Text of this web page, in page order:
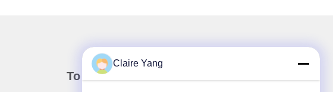
Το Δελτίο Ενημέρωσης
Claire Yang